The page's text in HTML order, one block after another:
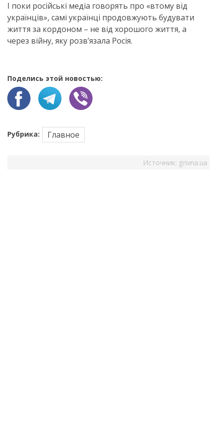
І поки російські медіа говорять про «втому від
українців», самі українці продовжують будувати
життя за кордоном – не від хорошого життя, а
через війну, яку розв’язала Росія.
Поделись этой новостью:
Рубрика: Главное
Источник: grivna.ua